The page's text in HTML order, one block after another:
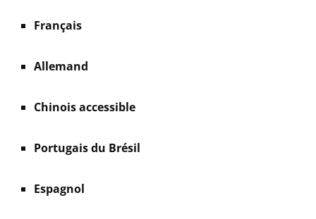
Français
Allemand
Chinois accessible
Portugais du Brésil
Espagnol